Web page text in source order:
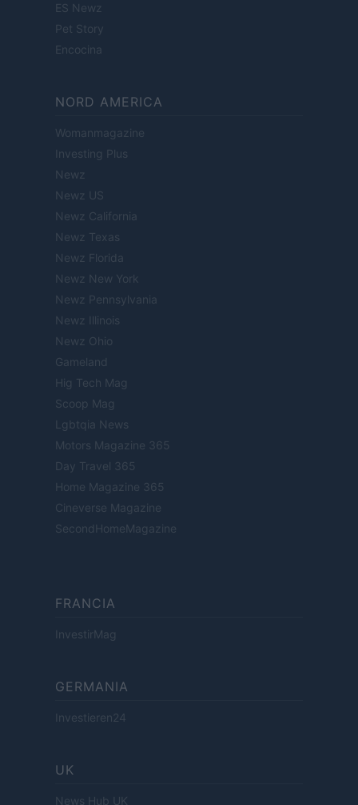
ES Newz
Pet Story
Encocina
NORD AMERICA
Womanmagazine
Investing Plus
Newz
Newz US
Newz California
Newz Texas
Newz Florida
Newz New York
Newz Pennsylvania
Newz Illinois
Newz Ohio
Gameland
Hig Tech Mag
Scoop Mag
Lgbtqia News
Motors Magazine 365
Day Travel 365
Home Magazine 365
Cineverse Magazine
SecondHomeMagazine
FRANCIA
InvestirMag
GERMANIA
Investieren24
UK
News Hub UK